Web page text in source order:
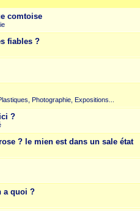
comtoise
fiables ?
Photographie, Expositions...
?
? le mien est dans un sale état
a quoi ?